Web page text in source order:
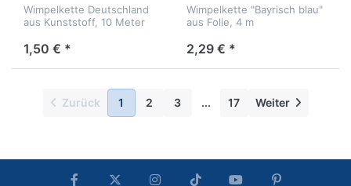
Wimpelkette Deutschland
aus Kunststoff, 10 Meter
1,50 € *
Wimpelkette "Bayrisch blau"
aus Folie, 4 m
2,29 € *
Zurück 1 2 3 ... 17 Weiter